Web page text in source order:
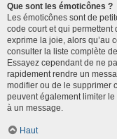
Que sont les émoticônes ?
Les émoticônes sont de
code court et qui permettent
exprime la joie, alors qu’au
consulter la liste complète
Essayez cependant de ne
rapidement rendre un
modifier ou de le supprimer
peuvent également limiter le
à un message.
Haut